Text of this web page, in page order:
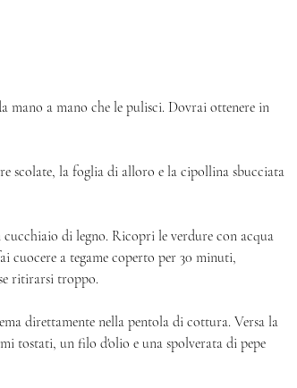
mano a mano che le pulisci. Dovrai ottenere in
scolate, la foglia di alloro e la cipollina sbucciata
di legno. Ricopri le verdure con acqua
cuocere a tegame coperto per 30 minuti,
ritirarsi troppo.
direttamente nella pentola di cottura. Versa la
tostati, un filo d'olio e una spolverata di pepe